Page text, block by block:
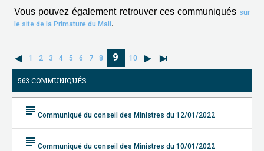
Vous pouvez également retrouver ces communiqués sur
le site de la Primature du Mali.
1 2 3 4 5 6 7 8 9 10
563 COMMUNIQUÉS
subject Communiqué du conseil des Ministres du 12/01/2022
subject Communiqué du conseil des Ministres du 10/01/2022